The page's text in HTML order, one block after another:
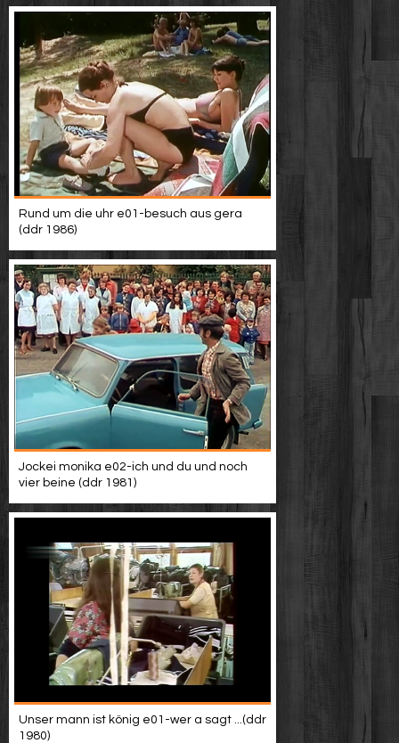
Rund um die uhr e01-besuch aus gera
(ddr 1986)
Jockei monika e02-ich und du und noch
vier beine (ddr 1981)
Unser mann ist könig e01-wer a sagt ...(ddr
1980)